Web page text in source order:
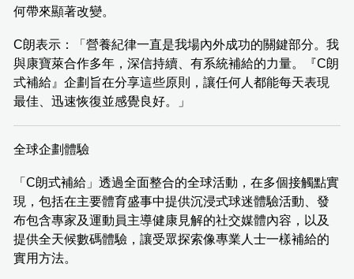
何帶來顯著改變。
C朗表示：「營養紀律一直是我場內外成功的關鍵部分。我
與康寶萊合作多年，深信持續、有系統補給的力量。『C朗
式補給』企劃旨在分享這些原則，讓任何人都能每天表現
最佳、迅速恢復並感覺良好。」
全球企劃體驗
「C朗式補給」透過全面整合的全球活動，在多個接觸點實
現，包括在主要體育盛事中提供沉浸式球迷體驗活動、發
布包含專家及運動員主導健康見解的社交媒體內容，以及
提供全天候數碼體驗，讓受眾探索像專業人士一樣補給的
實用方法。